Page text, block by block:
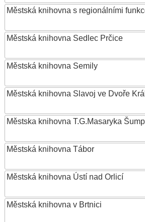
Městská knihovna s regionálními
Městská knihovna Sedlec Prčice
Městská knihovna Semily
Městská knihovna Slavoj ve Dvoře
Městska knihovna T.G.Masaryka
Městská knihovna Tábor
Městská knihovna Ústí nad Orlicí
Městská knihovna v Brtnici